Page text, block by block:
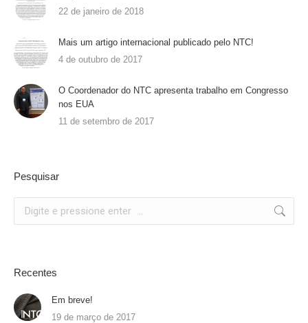
22 de janeiro de 2018
Mais um artigo internacional publicado pelo NTC!
4 de outubro de 2017
O Coordenador do NTC apresenta trabalho em Congresso
nos EUA
11 de setembro de 2017
Pesquisar
Recentes
Em breve!
19 de março de 2017